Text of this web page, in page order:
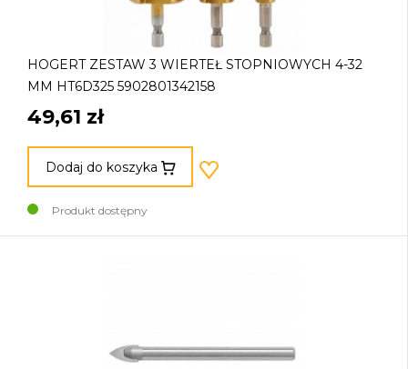
HOGERT ZESTAW 3 WIERTEŁ STOPNIOWYCH 4-32
MM HT6D325 5902801342158
49,61 zł
Dodaj do koszyka
Produkt dostępny